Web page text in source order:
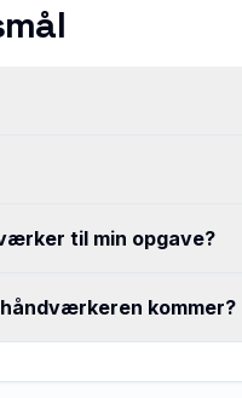
til min opgave?
kommer?